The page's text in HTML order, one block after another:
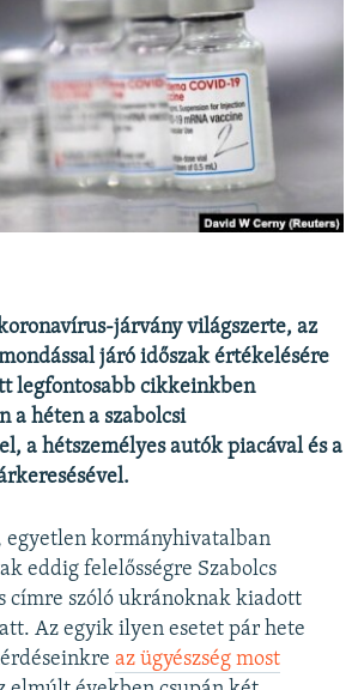
RL weboldal
járvány világszerte, az
járó időszak értékelésére
legfontosabb cikkeinkben
a héten a szabolcsi
a hétszemélyes autók piacával és a
kormányhivatalban
eddig felelősségre Szabolcs
címre szóló ukránoknak kiadott
Az egyik ilyen esetet pár hete
az ügyészség most